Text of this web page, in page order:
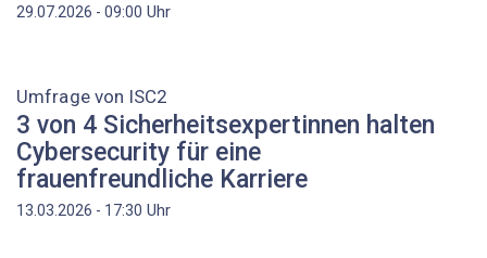
29.07.2026 - 09:00 Uhr
Umfrage von ISC2
3 von 4 Sicherheitsexpertinnen halten
Cybersecurity für eine
frauenfreundliche Karriere
13.03.2026 - 17:30 Uhr